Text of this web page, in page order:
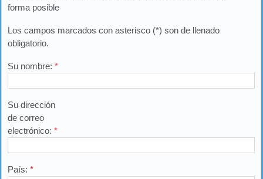
forma posible
Los campos marcados con asterisco (*) son de llenado
obligatorio.
Su nombre: *
Su dirección
de correo
electrónico: *
País: *